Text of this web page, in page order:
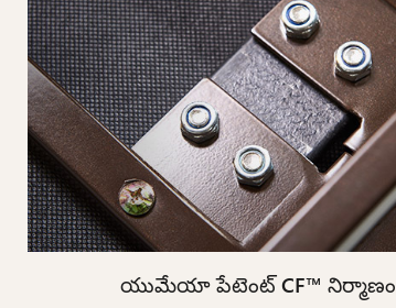
యుమేయా పేటెంట్ CF™ నిర్మాణం